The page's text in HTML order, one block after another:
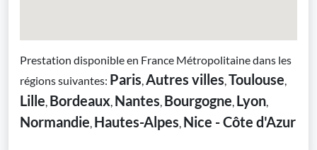
Prestation disponible en France Métropolitaine dans les
régions suivantes: Paris,Autres villes,Toulouse,
Lille, Bordeaux, Nantes, Bourgogne, Lyon,
Normandie, Hautes-Alpes, Nice - Côte d'Azur